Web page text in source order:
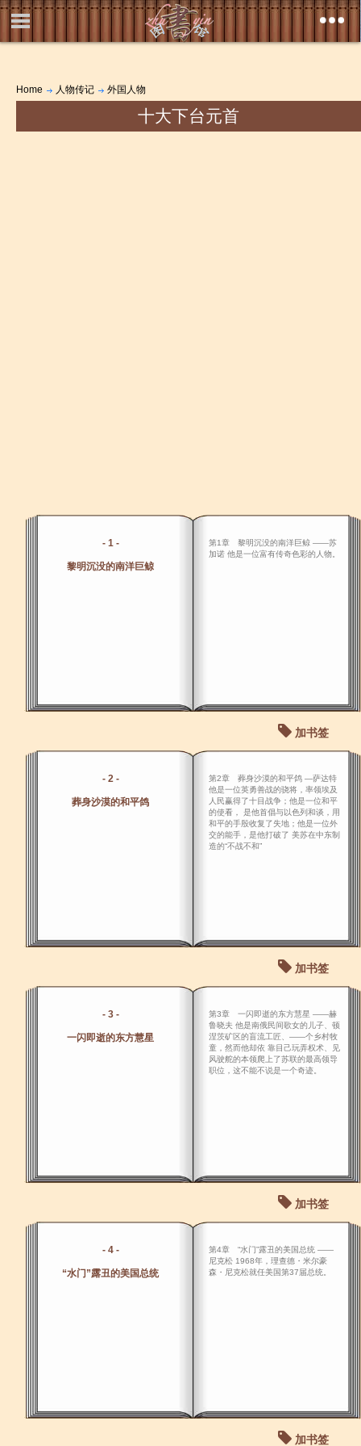
Home 人物传记 外国人物
十大下台元首
- 1 -
黎明沉没的南洋巨鲸
第1章 黎明沉没的南洋巨鲸 ――苏
加诺 他是一位富有传奇色彩的人物。
加书签
- 2 -
葬身沙漠的和平鸽
第2章 葬身沙漠的和平鸽 ―萨达特
他是一位英勇善战的骁将，率领埃及
人民赢得了十目战争；他是一位和平
的使看， 是他首倡与以色列和谈，用
和平的手殷收复了失地；他是一位外
交的能手，是他打破了 美苏在中东制
造的“不战不和”
加书签
- 3 -
一闪即逝的东方慧星
第3章 一闪即逝的东方慧星 ――赫
鲁晓夫 他是南俄民间歌女的儿子、顿
涅茨矿区的盲流工匠、――个乡村牧
童，然而他却依 靠目己玩弄权术、见
风驶舵的本领爬上了苏联的最高领导
职位，这不能不说是一个奇迹。
加书签
- 4 -
“水门”露丑的美国总统
第4章 “水门”露丑的美国总统 ――
尼克松 1968年，理查德・米尔豪
森・尼克松就任美国第37届总统。
加书签